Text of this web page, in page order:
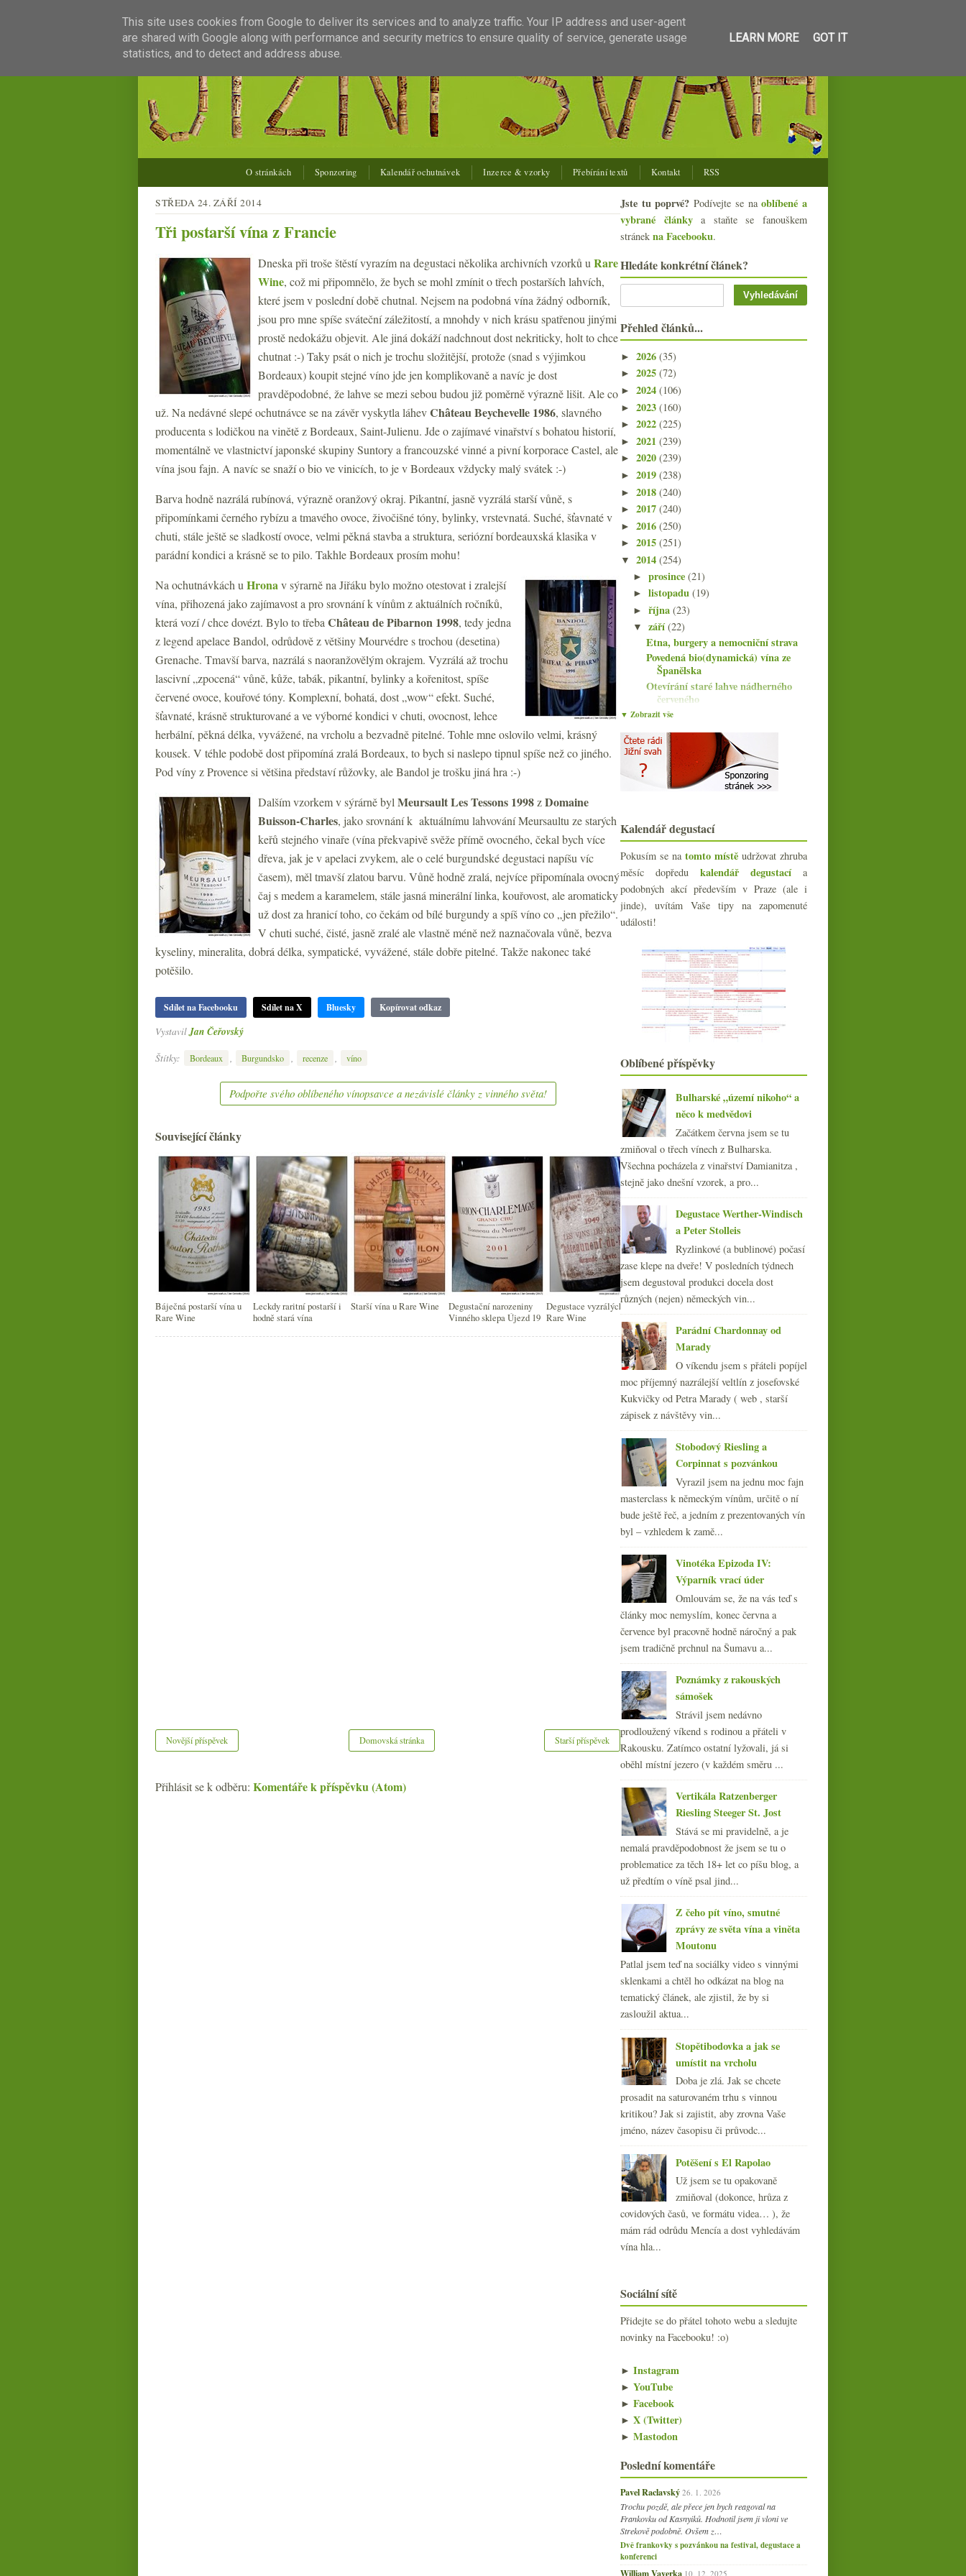
O stránkách Sponzoring Kalendář ochutnávek Inzerce & vzorky Přebírání textů Kontakt RSS
STŘEDA 24. ZÁŘÍ 2014
Tři postarší vína z Francie
Dneska při troše štěstí vyrazím na degustaci několika archivních vzorků u Rare
Wine, což mi připomnělo, že bych se mohl zmínit o třech postarších lahvích,
které jsem v poslední době chutnal. Nejsem na podobná vína žádný odborník,
jsou pro mne spíše sváteční záležitostí, a mnohdy v nich krásu spatřenou jinými
prostě nedokážu objevit. Ale jiná dokáží nadchnout dost nekriticky, holt to chce
chutnat :-) Taky psát o nich je trochu složitější, protože (snad s výjimkou
Bordeaux) koupit stejné víno jde jen komplikovaně a navíc je dost
pravděpodobné, že lahve se mezi sebou budou již poměrně výrazně lišit. Ale co
už. Na nedávné slepé ochutnávce se na závěr vyskytla láhevChâteau Beychevelle 1986, slavného
producenta s lodičkou na vinětě z Bordeaux, Saint-Julienu. Jde o zajímavé vinařství s bohatou historií,
momentálně ve vlastnictví japonské skupiny Suntory a francouzské vinné a pivní korporace Castel, ale
vína jsou fajn. A navíc se snaží o bio ve vinicích, to je v Bordeaux vždycky malý svátek :-)
Barva hodně nazrálá rubínová, výrazně oranžový okraj. Pikantní, jasně vyzrálá starší vůně, s
připomínkami černého rybízu a tmavého ovoce, živočišné tóny, bylinky, vrstevnatá. Suché, šťavnaté v
chuti, stále ještě se sladkostí ovoce, velmi pěkná stavba a struktura, seriózní bordeauxská klasika v
parádní kondici a krásně se to pilo. Takhle Bordeaux prosím mohu!
Na ochutnávkách u Hronav sýrarně na Jiřáku bylo možno otestovat i zralejší
vína, přihozená jako zajímavost a pro srovnání k vínům z aktuálních ročníků,
která vozí / chce dovézt. Bylo to třeba Château de Pibarnon 1998, tedy jedna
z legend apelace Bandol, odrůdově z většiny Mourvédre s trochou (desetina)
Grenache. Tmavší barva, nazrálá s naoranžovělým okrajem. Vyzrálá až trochu
lascivní „zpocená“ vůně, kůže, tabák, pikantní, bylinky a kořenitost, spíše
červené ovoce, kouřové tóny. Komplexní, bohatá, dost „wow“ efekt. Suché,
šťavnaté, krásně strukturované a ve výborné kondici v chuti, ovocnost, lehce
herbální, pěkná délka, vyvážené, na vrcholu a bezvadně pitelné. Tohle mne oslovilo velmi, krásný
kousek. V téhle podobě dost připomíná zralá Bordeaux, to bych si naslepo tipnul spíše než co jiného.
Pod víny z Provence si většina představí růžovky, ale Bandol je trošku jiná hra :-)
Dalším vzorkem v sýrárně byl Meursault Les Tessons 1998zDomaine
Buisson-Charles, jako srovnání k aktuálnímu lahvování Meursaultu ze starých
keřů stejného vinaře (vína překvapivě svěže přímě ovocného, čekal bych více
dřeva, jak je v apelaci zvykem, ale o celé burgundské degustaci napíšu víc
časem), měl tmavší zlatou barvu. Vůně hodně zralá, nejvíce připomínala ovocný
čaj s medem a karamelem, stále jasná minerální linka, kouřovost, ale aromaticky
už dost za hranicí toho, co čekám od bílé burgundy a spíš víno co „jen přežilo“.
V chuti suché, čisté, jasně zralé ale vlastně méně než naznačovala vůně, bezva
kyseliny, mineralita, dobrá délka, sympatické, vyvážené, stále dobře pitelné. Takže nakonec také
potěšilo.
Sdílet na Facebooku Sdílet na X Bluesky Kopírovat odkaz
VystavilJan Čeřovský
Štítky:
Bordeaux Burgundsko recenze víno
Podpořte svého oblíbeného vínopsavce a nezávislé články z vinného světa!
Související články
Báječná postarší vína u
Rare Wine
Leckdy raritní postarší i
hodně stará vína
Starší vína u Rare Wine
Degustační narozeniny
Vinného sklepa Újezd 19
Degustace vyzrálých vín u
Rare Wine
Dvě nostalgické lahve –
Leroy a Croix-Mouton
Novější příspěvek Starší příspěvek
Domovská stránka
Přihlásit se k odběru: Komentáře k příspěvku (Atom)
Jste tu poprvé? Podívejte se naoblíbené a
vybrané článkya staňte se fanouškem
stránek na Facebooku.
Hledáte konkrétní článek?
Přehled článků...
► 2026 (35)
► 2025 (72)
► 2024 (106)
► 2023 (160)
► 2022 (225)
► 2021 (239)
► 2020 (239)
► 2019 (238)
► 2018 (240)
► 2017 (240)
► 2016 (250)
► 2015 (251)
▼ 2014 (254)
►prosince(21)
►listopadu(19)
►října(23)
▼září(22)
Etna, burgery a nemocniční strava
Povedená bio(dynamická) vína ze
Španělska
Otevírání staré lahve nádherného
červeného
Degustace vín z Jury od Labeta
Tři postarší vína z Francie
Osičkovic kalné Chardonnay a
dobroty od Hagera
Nádherná mladá frankovka od
Wetzera
Dva pinoty & sous-vide řepa
Průvodní doklady, sklizeň v Itálii &
kufřík na sto...
Jak na mušky?
Průzkum prosecca na českém trhu –
sada #2
Víno připomínající sójovku
lahví pinotu
Pět Sangiovese za stovku i třináct
set…
Sklizeň v Champagne a další
Masters of Wine
Řazení vín od 100 do 5000 Kč
podruhé
Ryzlinková pomáda
Mladí vinaři a něco o pohledu na
pančování
Sada různorodých Chablis
Seriál Vinaři aneb možná přijde i
enolog
►srpna(21)
►července(23)
►června(21)
►května
►dubna (21)
►března
února(20)
ledna
►2013(249)
►2012(254)
►2011(252)
►2010(249)
►2009(249)
►2008(270)
►2007(108)
▼ Zobrazit vše
Kalendář degustací
Pokusím se na tomto místě udržovat zhruba
měsíc dopředu kalendář degustacía
podobných akcí především v Praze (ale i
jinde), uvítám Vaše tipy na zapomenuté
události!
Oblíbené příspěvky
Bulharské „území nikoho“ a
něco k medvědovi
Začátkem června jsem se tu
zmiňoval o třech vínech z Bulharska.
Všechna pocházela z vinařství Damianitza ,
stejně jako dnešní vzorek, a pro...
Degustace Werther-Windisch
a Peter Stolleis
Ryzlinkové (a bublinové) počasí
zase klepe na dveře! V posledních týdnech
jsem degustoval produkci docela dost
různých (nejen) německých vin...
Parádní Chardonnay od
Marady
O víkendu jsem s přáteli popíjel
moc příjemný nazrálejší veltlín z josefovské
Kukvičky od Petra Marady ( web , starší
zápisek z návštěvy vin...
Stobodový Riesling a
Corpinnat s pozvánkou
Vyrazil jsem na jednu moc fajn
masterclass k německým vínům, určitě o ní
bude ještě řeč, a jedním z prezentovaných vín
byl – vzhledem k zamě...
Vinotéka Epizoda IV:
Výparník vrací úder
Omlouvám se, že na vás teď s
články moc nemyslím, konec června a
července byl pracovně hodně náročný a pak
jsem tradičně prchnul na Šumavu a...
Poznámky z rakouských
sámošek
Strávil jsem nedávno
prodloužený víkend s rodinou a přáteli v
Rakousku. Zatímco ostatní lyžovali, já si
oběhl místní jezero (v každém směru ...
Vertikála Ratzenberger
Riesling Steeger St. Jost
Stává se mi pravidelně, a je
nemalá pravděpodobnost že jsem se tu o
problematice za těch 18+ let co píšu blog, a
už předtím o víně psal jind...
Z čeho pít víno, smutné
zprávy ze světa vína a viněta
Moutonu
Patlal jsem teď na sociálky video s vinnými
sklenkami a chtěl ho odkázat na blog na
tematický článek, ale zjistil, že by si
zasloužil aktua...
Stopětibodovka a jak se
umístit na vrcholu
Doba je zlá. Jak se chcete
prosadit na saturovaném trhu s vinnou
kritikou? Jak si zajistit, aby zrovna Vaše
jméno, název časopisu či průvodc...
Potěšení s El Rapolao
Už jsem se tu opakovaně
zmiňoval (dokonce, hrůza z
covidových časů, ve formátu videa… ), že
mám rád odrůdu Mencía a dost vyhledávám
vína hla...
Sociální sítě
Přidejte se do přátel tohoto webu a sledujte
novinky na Facebooku! :o)
► Instagram
► YouTube
► Facebook
► X (Twitter)
► Mastodon
Poslední komentáře
Pavel Raclavský 26. 1. 2026
Trochu pozdě, ale přece jen bych reagoval na
Frankovku od Kasnyiků. Hodnotil jsem ji vloni ve
Strekově podobně. Ovšem z…
Dvě frankovky s pozvánkou na festival, degustace a
konferenci
William Vaverka 10. 12. 2025
This site uses cookies from Google to deliver its services and to analyze traffic. Your IP address and user-agent
are shared with Google along with performance and security metrics to ensure quality of service, generate usage
statistics, and to detect and address abuse.
LEARN MORE GOT IT